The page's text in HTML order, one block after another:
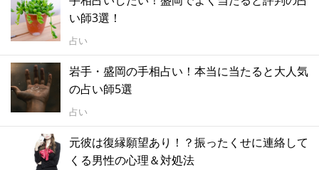
い師3選！
占い
岩手・盛岡の手相占い！本当に当たると大人気
の占い師5選
占い
元彼は復縁願望あり！？振ったくせに連絡して
くる男性の心理＆対処法